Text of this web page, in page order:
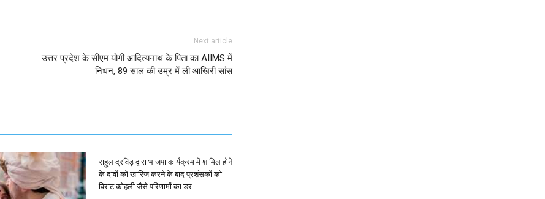
Next article
उत्तर प्रदेश के सीएम योगी आदित्यनाथ के पिता का AIIMS में
निधन, 89 साल की उम्र में ली आखिरी सांस
राहुल द्रविड़ द्वारा भाजपा कार्यक्रम में शामिल होने
के दावों को खारिज करने के बाद प्रशंसकों को
विराट कोहली जैसे परिणामों का डर